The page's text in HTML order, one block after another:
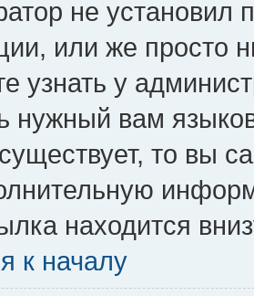
не установил
или же просто
узнать у
нужный вам
то вы
находится
к началу